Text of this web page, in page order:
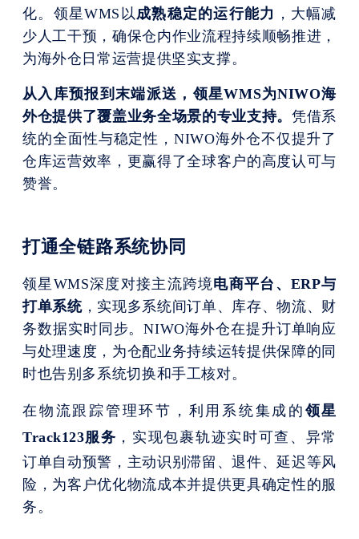
化。领星WMS以成熟稳定的运行能力 ，大幅减
少人工干预，确保仓内作业流程持续顺畅推进，
为海外仓日常运营提供坚实支撑。
从入库预报到末端派送，领星WMS为NIWO海
外仓提供了覆盖业务全场景的专业支持。凭借系
统的全面性与稳定性，NIWO海外仓不仅提升了
仓库运营效率，更赢得了全球客户的高度认可与
赞誉。
打通全链路系统协同
领星WMS深度对接主流跨境电商平台、 ERP与
打单系统，实现多系统间订单、库存、物流、财
务数据实时同步。NIWO海外仓在提升订单响应
与处理速度，为仓配业务持续运转提供保障的同
时也告别多系统切换和手工核对。
在物流跟踪管理环节，利用系统集成的领星
Track123服务 ，实现包裹轨迹实时可查、异常
订单自动预警，主动识别滞留、退件、延迟等风
险，为客户优化物流成本并提供更具确定性的服
务。